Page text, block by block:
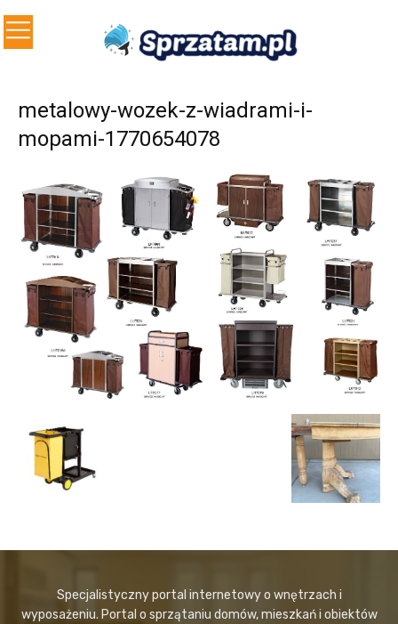
metalowy-wozek-z-wiadrami-i-
mopami-1770654078
Specjalistyczny portal internetowy o wnętrzach i
wyposażeniu. Portal o sprzątaniu domów, mieszkań i obiektów